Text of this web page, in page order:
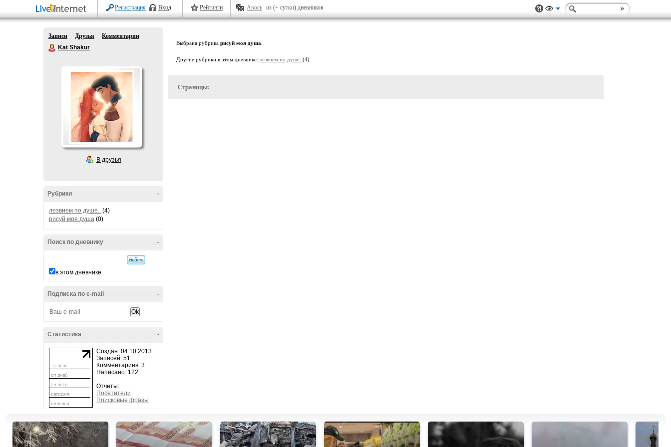
Регистрация Вход Рейтинги Авось из (+ сутки) дневников
Записи Друзья
Комментарии
Kat Shakur
В друзья
-
Рубрики
лезвием по душе.. (4)
рисуй моя душа (0)
-
Поиск по дневнику
в этом дневнике
-
Подписка по e-mail
-
Статистика
Создан: 04.10.2013
Записей: 51
Комментариев: 3
Написано: 122
Отчеты:
Посетители
Поисковые фразы
Выбрана рубрика рисуй моя душа
Другие рубрики в этом дневнике: лезвием по душе.. (4)
Страницы: